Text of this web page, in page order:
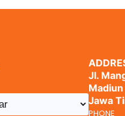
Jl.
Madiun
Jawa
PHONE